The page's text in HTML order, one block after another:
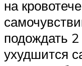
на
подождать
ухудшится